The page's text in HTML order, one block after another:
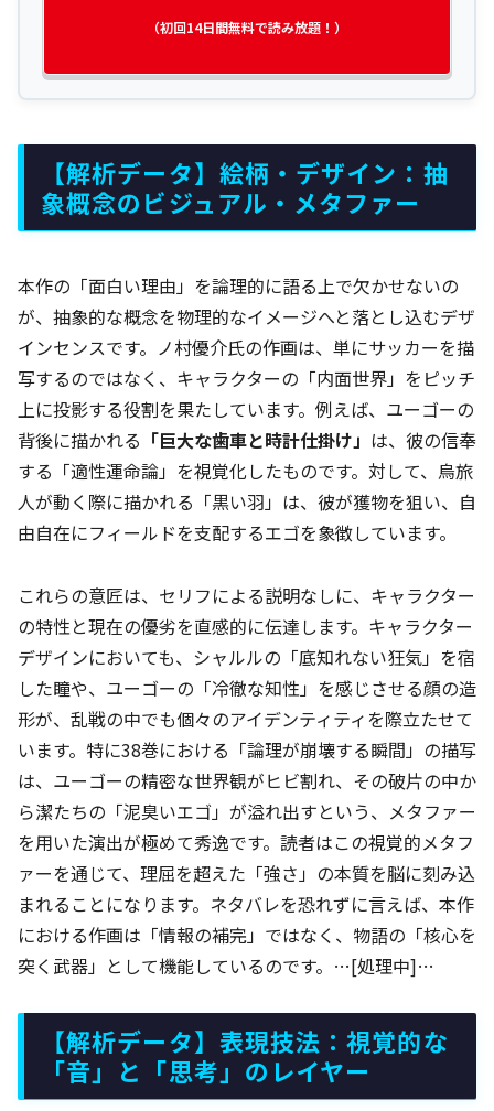
（初回14日間無料で読み放題！）
【解析データ】絵柄・デザイン：抽
象概念のビジュアル・メタファー
本作の「面白い理由」を論理的に語る上で欠かせないの
が、抽象的な概念を物理的なイメージへと落とし込むデザ
インセンスです。ノ村優介氏の作画は、単にサッカーを描
写するのではなく、キャラクターの「内面世界」をピッチ
上に投影する役割を果たしています。例えば、ユーゴーの
背後に描かれる 「巨大な歯車と時計仕掛け」 は、彼の信奉
する「適性運命論」を視覚化したものです。対して、烏旅
人が動く際に描かれる「黒い羽」は、彼が獲物を狙い、自
由自在にフィールドを支配するエゴを象徴しています。
これらの意匠は、セリフによる説明なしに、キャラクター
の特性と現在の優劣を直感的に伝達します。キャラクター
デザインにおいても、シャルルの「底知れない狂気」を宿
した瞳や、ユーゴーの「冷徹な知性」を感じさせる顔の造
形が、乱戦の中でも個々のアイデンティティを際立たせて
います。特に38巻における「論理が崩壊する瞬間」の描写
は、ユーゴーの精密な世界観がヒビ割れ、その破片の中か
ら潔たちの「泥臭いエゴ」が溢れ出すという、メタファー
を用いた演出が極めて秀逸です。読者はこの視覚的メタフ
ァーを通じて、理屈を超えた「強さ」の本質を脳に刻み込
まれることになります。ネタバレを恐れずに言えば、本作
における作画は「情報の補完」ではなく、物語の「核心を
突く武器」として機能しているのです。…[処理中]…
【解析データ】表現技法：視覚的な
「音」と「思考」のレイヤー